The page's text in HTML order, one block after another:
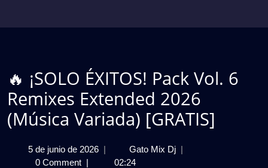
🔥 ¡SOLO ÉXITOS! Pack Vol. 6
Remixes Extended 2026
(Música Variada) [GRATIS]
5 de junio de 20265 | Gato Mix Dj🔥|
0 Comment | 02:24